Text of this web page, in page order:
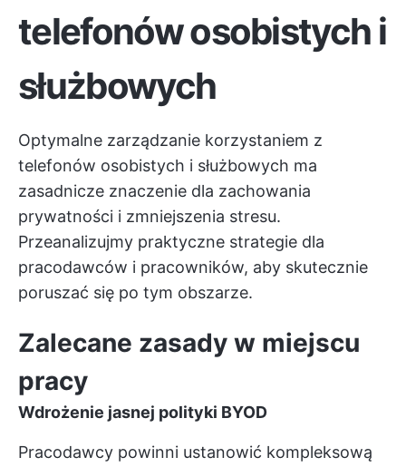
telefonów osobistych i
służbowych
Optymalne zarządzanie korzystaniem z
telefonów osobistych i służbowych ma
zasadnicze znaczenie dla zachowania
prywatności i zmniejszenia stresu.
Przeanalizujmy praktyczne strategie dla
pracodawców i pracowników, aby skutecznie
poruszać się po tym obszarze.
Zalecane zasady w miejscu
pracy
Wdrożenie jasnej polityki BYOD
Pracodawcy powinni ustanowić kompleksową